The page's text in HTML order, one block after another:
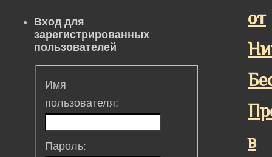
от
в
Вход для
зарегистрированных
пользователей
Имя
пользователя:
Пароль: